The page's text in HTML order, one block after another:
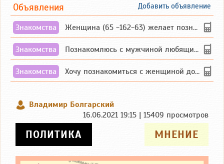
Добавить объявление
Объявления
Знакомства Женщина (65 -162-63) желает познакомиться с одиноким, добродушным, без вредных ...
Знакомства Познакомлюсь с мужчиной любящим танцевать и петь на родном чувашском языке
Знакомства Хочу познакомиться с женщиной до 55 лет чувашской или русской национальности дл...
Владимир Болгарский
16.06.2021 19:15 | 15409 просмотров
МНЕНИЕ
ПОЛИТИКА